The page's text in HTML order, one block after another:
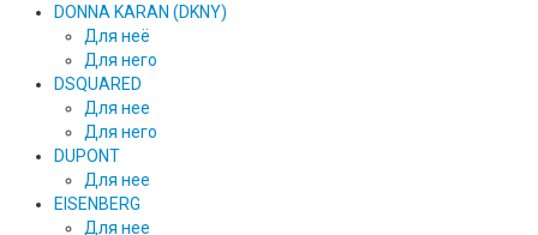
DONNA KARAN (DKNY)
Для неё
Для него
DSQUARED
Для нее
Для него
DUPONT
Для нее
EISENBERG
Для нее